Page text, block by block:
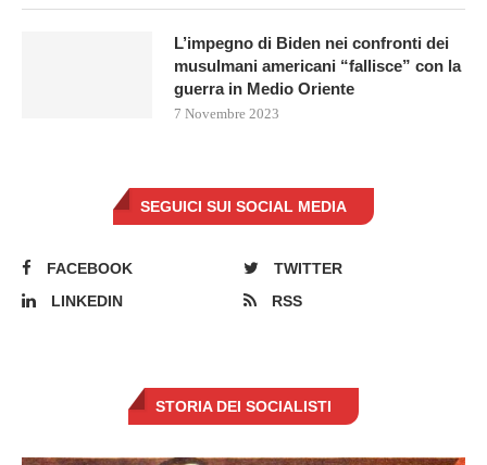
L’impegno di Biden nei confronti dei
musulmani americani “fallisce” con la
guerra in Medio Oriente
7 Novembre 2023
SEGUICI SUI SOCIAL MEDIA
FACEBOOK
TWITTER
LINKEDIN
RSS
STORIA DEI SOCIALISTI